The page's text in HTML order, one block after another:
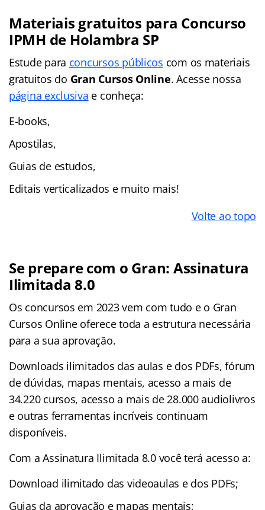
Materiais gratuitos para Concurso
IPMH de Holambra SP
Estude para concursos públicos com os materiais
gratuitos do Gran Cursos Online. Acesse nossa
página exclusiva e conheça:
E-books,
Apostilas,
Guias de estudos,
Editais verticalizados e muito mais!
Volte ao topo
Se prepare com o Gran: Assinatura
Ilimitada 8.0
Os concursos em 2023 vem com tudo e o Gran
Cursos Online oferece toda a estrutura necessária
para a sua aprovação.
Downloads ilimitados das aulas e dos PDFs, fórum
de dúvidas, mapas mentais, acesso a mais de
34.220 cursos, acesso a mais de 28.000 audiolivros
e outras ferramentas incríveis continuam
disponíveis.
Com a Assinatura Ilimitada 8.0 você terá acesso a:
Download ilimitado das videoaulas e dos PDFs;
Guias da aprovação e mapas mentais;